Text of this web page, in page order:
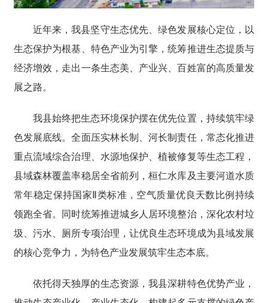
近年来，我县坚守生态优先、绿色发展核心定位，以
生态保护为根基、特色产业为引擎，统筹推进生态提质与
经济增效，走出一条生态美、产业兴、百姓富的高质量发
展之路。
我县始终把生态环境保护摆在优先位置，持续筑牢绿
色发展底线。全面压实林长制、河长制责任，常态化推进
重点流域综合治理、水源地保护、植被修复等生态工程，
县域森林覆盖率稳居全省前列，桓仁水库及主要河道水质
常年稳定保持国家Ⅱ类标准，空气质量优良天数比例持续
领跑全省。同时统筹推进城乡人居环境整治，深化农村垃
圾、污水、厕所专项治理，让优良生态环境成为县域发展
的核心竞争力，为特色产业发展筑牢生态本底。
依托得天独厚的生态资源，我县深耕特色优势产业，